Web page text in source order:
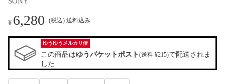
¥6,280 (税込) 送料込み
ゆうゆうメルカリ便
この商品はゆうパケットポスト(送料 ¥215)で配送されま
した